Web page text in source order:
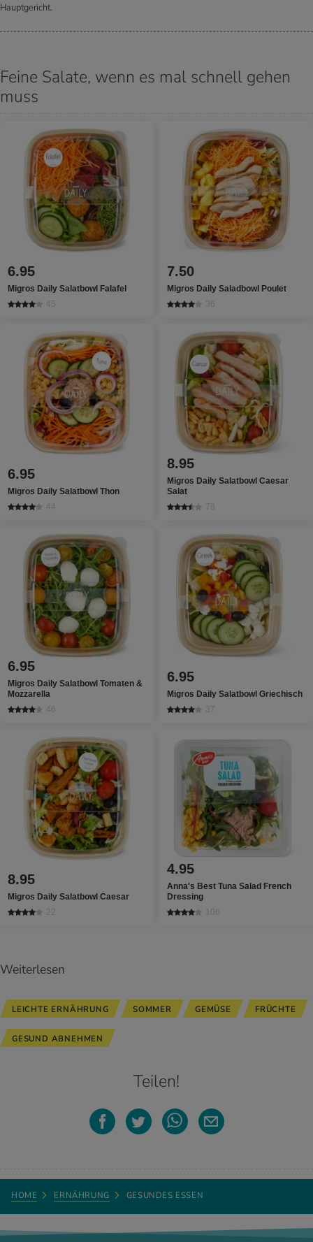
Hauptgericht.
Feine Salate, wenn es mal schnell gehen
muss
6.95
Migros Daily Salatbowl Falafel
45
7.50
Migros Daily Saladbowl Poulet
36
6.95
Migros Daily Salatbowl Thon
44
8.95
Migros Daily Salatbowl Caesar
Salat
78
6.95
Migros Daily Salatbowl Tomaten &
Mozzarella
46
6.95
Migros Daily Salatbowl Griechisch
37
8.95
Migros Daily Salatbowl Caesar
22
4.95
Anna's Best Tuna Salad French
Dressing
106
Weiterlesen
LEICHTE ERNÄHRUNG SOMMER GEMÜSE FRÜCHTE
GESUND ABNEHMEN
Teilen!
HOME ERNÄHRUNG GESUNDES ESSEN